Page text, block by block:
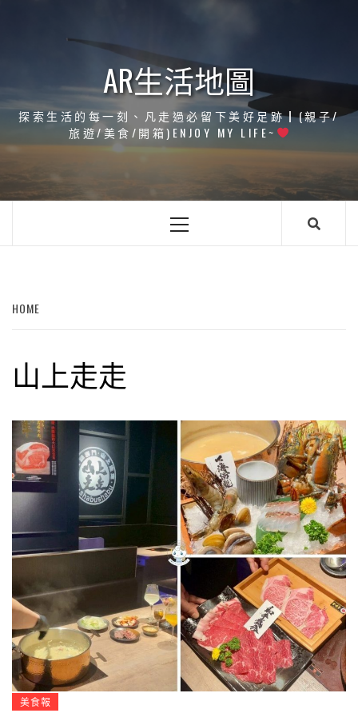
AR生活地圖
探索生活的每一刻、凡走過必留下美好足跡┃(親子/
旅遊/美食/開箱)ENJOY MY LIFE~
Primary
HOME
山上走走
美食報